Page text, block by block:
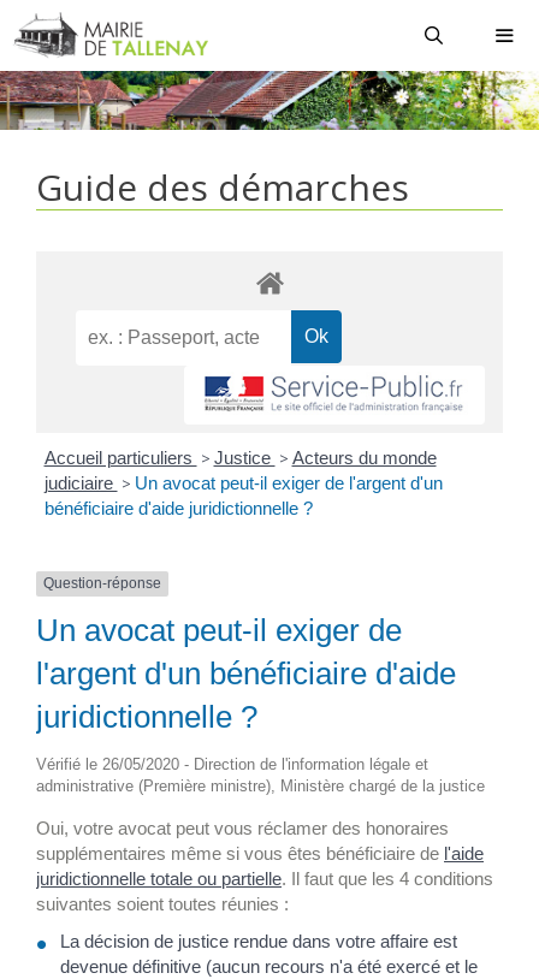
Aller
au
contenu
Guide des démarches
Accueil particuliers > Justice > Acteurs du monde
judiciaire > Un avocat peut-il exiger de l'argent d'un
bénéficiaire d'aide juridictionnelle ?
Question-réponse
Un avocat peut-il exiger de
l'argent d'un bénéficiaire d'aide
juridictionnelle ?
Vérifié le 26/05/2020 - Direction de l'information légale et
administrative (Première ministre), Ministère chargé de la justice
Oui, votre avocat peut vous réclamer des honoraires
supplémentaires même si vous êtes bénéficiaire de l'aide
juridictionnelle totale ou partielle. Il faut que les 4 conditions
suivantes soient toutes réunies :
La décision de justice rendue dans votre affaire est
devenue définitive (aucun recours n'a été exercé et le